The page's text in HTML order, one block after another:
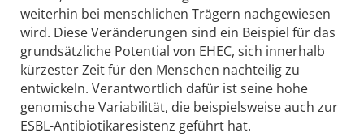
weiterhin bei menschlichen Trägern nachgewiesen
wird. Diese Veränderungen sind ein Beispiel für das
grundsätzliche Potential von EHEC, sich innerhalb
kürzester Zeit für den Menschen nachteilig zu
entwickeln. Verantwortlich dafür ist seine hohe
genomische Variabilität, die beispielsweise auch zur
ESBL-Antibiotikaresistenz geführt hat.